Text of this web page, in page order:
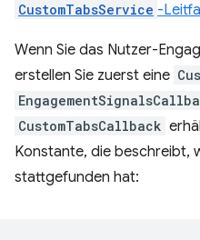
CustomTabsService -
Wenn Sie das Nutzer-
erstellen Sie zuerst eine
CustomTabsCallback
Konstante, die beschreibt,
stattgefunden hat: